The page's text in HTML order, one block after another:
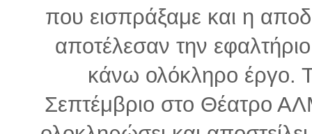
που εισπράξαμε και η
αποτέλεσαν την
κάνω ολόκληρο έργο.
Σεπτέμβριο στο Θέατρο